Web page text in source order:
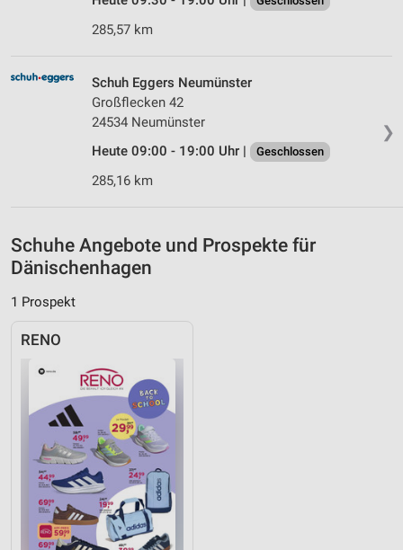
285,57 km
❯
Schuh Eggers Neumünster
Großflecken 42
24534 Neumünster
Heute 09:00 - 19:00 Uhr |
Geschlossen
285,16 km
Schuhe Angebote und Prospekte für
Dänischenhagen
1 Prospekt
RENO
IAB-Besonderheiten:
Geräte anhand von aktiv angeforderten
Informationen identifizieren
Funktional
Werbung